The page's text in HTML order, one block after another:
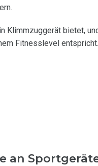
Klimmzuggerät bietet,
Fitnesslevel entspricht.
an